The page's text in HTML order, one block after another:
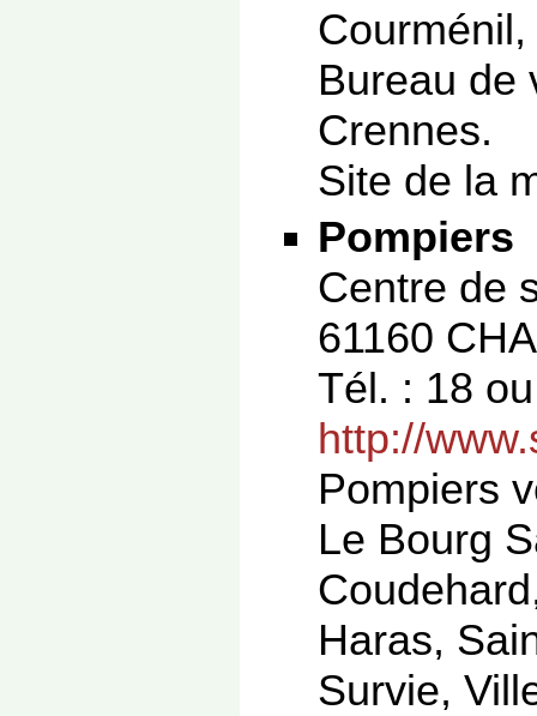
Bureau de
Crennes.
Site de la
Pompiers
Centre de
61160
Tél. : 18
http://
Pompiers
Le Bourg
Haras,
Survie,